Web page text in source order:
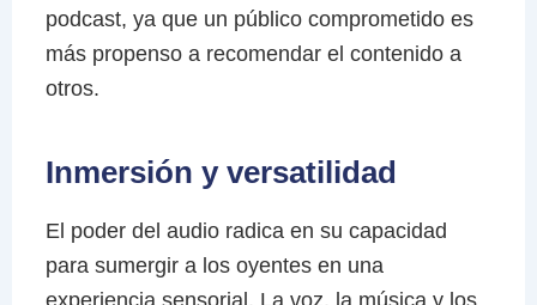
podcast, ya que un público comprometido es
más propenso a recomendar el contenido a
otros.
Inmersión y versatilidad
El poder del audio radica en su capacidad
para sumergir a los oyentes en una
experiencia sensorial. La voz, la música y los